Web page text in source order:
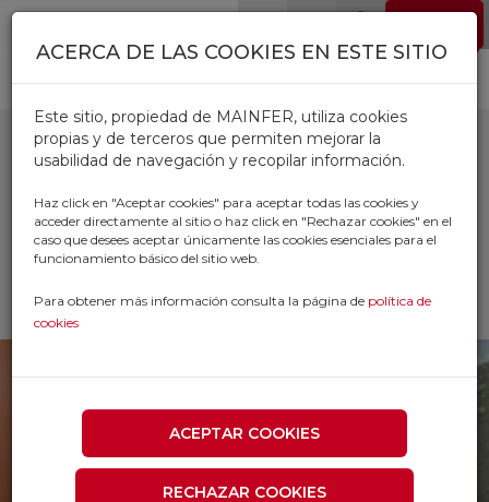
Pasar al contenido principal
TALOCHAS
Inicio Productos
CONSTRUCCION
TALOCHAS
ACERCA DE LAS COOKIES EN ESTE SITIO
Este sitio, propiedad de MAINFER, utiliza cookies
propias y de terceros que permiten mejorar la
usabilidad de navegación y recopilar información.
Haz click en "Aceptar cookies" para aceptar todas las cookies y
acceder directamente al sitio o haz click en "Rechazar cookies" en el
caso que desees aceptar únicamente las cookies esenciales para el
funcionamiento básico del sitio web.
Para obtener más información consulta la página de política de
cookies
ACEPTAR COOKIES
RECHAZAR COOKIES